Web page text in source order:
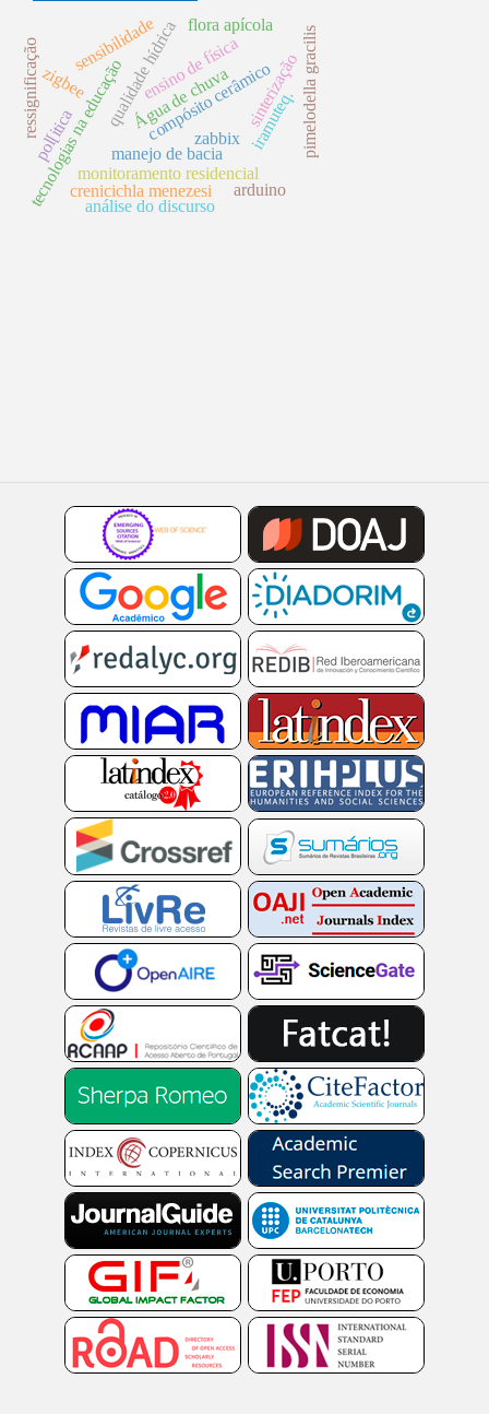
ensino de física
qualidade hídrica
manejo de bacia
tecnologias na educação compósito cerâmico
sinterização
monitoramento residencial
zigbee
zabbix
pol[itica
Água de chuva
ressignificação pimelodella gracilis
crenicichla menezesi
sensibilidade
análise do discurso
iramuteq.
flora apícola
arduino